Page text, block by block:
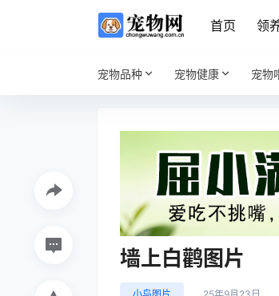
首页 领
宠物品种 宠物健康 宠物
墙上白鹳图片